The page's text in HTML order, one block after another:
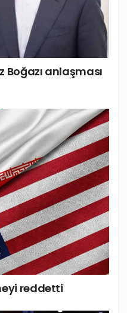
Boğazı anlaşması
reddetti